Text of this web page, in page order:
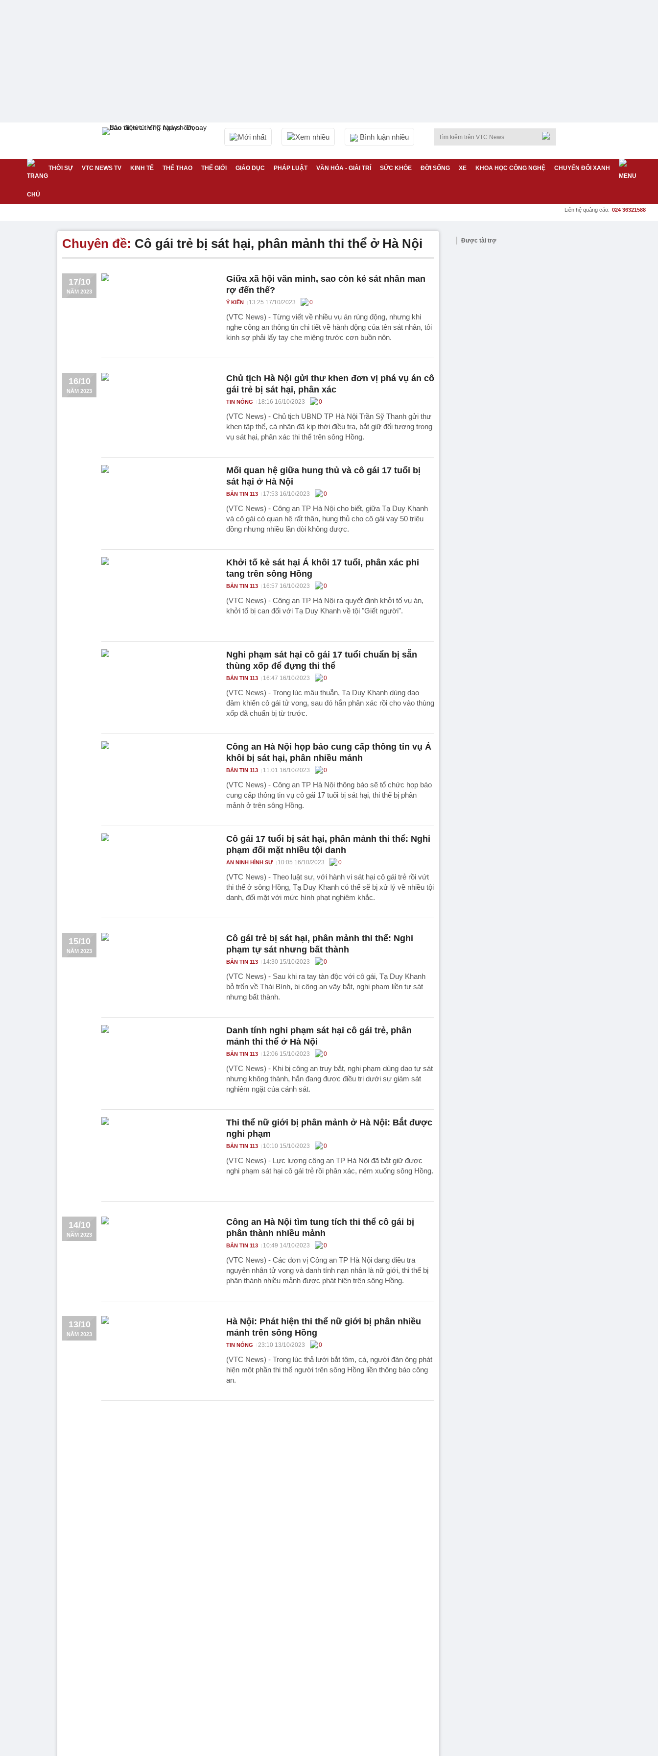
Mới nhất Xem nhiều Bình luận nhiều
THỜI SỰ VTC NEWS TV KINH TẾ THỂ THAO THẾ GIỚI GIÁO DỤC PHÁP LUẬT VĂN HÓA - GIẢI TRÍ SỨC KHỎE ĐỜI SỐNG XE KHOA HỌC CÔNG NGHỆ CHUYỂN ĐỔI XANH
Liên hệ quảng cáo: 024 36321588
Chuyên đề: Cô gái trẻ bị sát hại, phân mảnh thi thể ở Hà Nội
17/10
NĂM 2023
Giữa xã hội văn minh, sao còn kẻ sát nhân man
rợ đến thế?
Ý KIẾN 13:25 17/10/2023 0
(VTC News) - Từng viết về nhiều vụ án rúng động, nhưng khi
nghe công an thông tin chi tiết về hành động của tên sát nhân, tôi
kinh sợ phải lấy tay che miệng trước cơn buồn nôn.
16/10
NĂM 2023
Chủ tịch Hà Nội gửi thư khen đơn vị phá vụ án cô
gái trẻ bị sát hại, phân xác
TIN NÓNG 18:16 16/10/2023 0
(VTC News) - Chủ tịch UBND TP Hà Nội Trần Sỹ Thanh gửi thư
khen tập thể, cá nhân đã kịp thời điều tra, bắt giữ đối tượng trong
vụ sát hại, phân xác thi thể trên sông Hồng.
Mối quan hệ giữa hung thủ và cô gái 17 tuổi bị
sát hại ở Hà Nội
BẢN TIN 113 17:53 16/10/2023 0
(VTC News) - Công an TP Hà Nội cho biết, giữa Tạ Duy Khanh
và cô gái có quan hệ rất thân, hung thủ cho cô gái vay 50 triệu
đồng nhưng nhiều lần đòi không được.
Khởi tố kẻ sát hại Á khôi 17 tuổi, phân xác phi
tang trên sông Hồng
BẢN TIN 113 16:57 16/10/2023 0
(VTC News) - Công an TP Hà Nội ra quyết định khởi tố vụ án,
khởi tố bị can đối với Tạ Duy Khanh về tội "Giết người".
Nghi phạm sát hại cô gái 17 tuổi chuẩn bị sẵn
thùng xốp để đựng thi thể
BẢN TIN 113 16:47 16/10/2023 0
(VTC News) - Trong lúc mâu thuẫn, Tạ Duy Khanh dùng dao
đâm khiến cô gái tử vong, sau đó hắn phân xác rồi cho vào thùng
xốp đã chuẩn bị từ trước.
Công an Hà Nội họp báo cung cấp thông tin vụ Á
khôi bị sát hại, phân nhiều mảnh
BẢN TIN 113 11:01 16/10/2023 0
(VTC News) - Công an TP Hà Nội thông báo sẽ tổ chức họp báo
cung cấp thông tin vụ cô gái 17 tuổi bị sát hại, thi thể bị phân
mảnh ở trên sông Hồng.
Cô gái 17 tuổi bị sát hại, phân mảnh thi thể: Nghi
phạm đối mặt nhiều tội danh
AN NINH HÌNH SỰ 10:05 16/10/2023 0
(VTC News) - Theo luật sư, với hành vi sát hại cô gái trẻ rồi vứt
thi thể ở sông Hồng, Tạ Duy Khanh có thể sẽ bị xử lý về nhiều tội
danh, đối mặt với mức hình phạt nghiêm khắc.
15/10
NĂM 2023
Cô gái trẻ bị sát hại, phân mảnh thi thể: Nghi
phạm tự sát nhưng bất thành
BẢN TIN 113 14:30 15/10/2023 0
(VTC News) - Sau khi ra tay tàn độc với cô gái, Tạ Duy Khanh
bỏ trốn về Thái Bình, bị công an vây bắt, nghi phạm liền tự sát
nhưng bất thành.
Danh tính nghi phạm sát hại cô gái trẻ, phân
mảnh thi thể ở Hà Nội
BẢN TIN 113 12:06 15/10/2023 0
(VTC News) - Khi bị công an truy bắt, nghi phạm dùng dao tự sát
nhưng không thành, hắn đang được điều trị dưới sự giám sát
nghiêm ngặt của cảnh sát.
Thi thể nữ giới bị phân mảnh ở Hà Nội: Bắt được
nghi phạm
BẢN TIN 113 10:10 15/10/2023 0
(VTC News) - Lực lượng công an TP Hà Nội đã bắt giữ được
nghi phạm sát hại cô gái trẻ rồi phân xác, ném xuống sông Hồng.
14/10
NĂM 2023
Công an Hà Nội tìm tung tích thi thể cô gái bị
phân thành nhiều mảnh
BẢN TIN 113 10:49 14/10/2023 0
(VTC News) - Các đơn vị Công an TP Hà Nội đang điều tra
nguyên nhân tử vong và danh tính nạn nhân là nữ giới, thi thể bị
phân thành nhiều mảnh được phát hiện trên sông Hồng.
13/10
NĂM 2023
Hà Nội: Phát hiện thi thể nữ giới bị phân nhiều
mảnh trên sông Hồng
TIN NÓNG 23:10 13/10/2023 0
(VTC News) - Trong lúc thả lưới bắt tôm, cá, người đàn ông phát
hiện một phần thi thể người trên sông Hồng liền thông báo công
an.
Được tài trợ